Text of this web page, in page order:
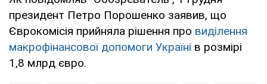
президент Петро Порошенко заявив, що
Єврокомісія прийняла рішення про виділення
макрофінансової допомоги Україні в розмірі
1,8 млрд євро.